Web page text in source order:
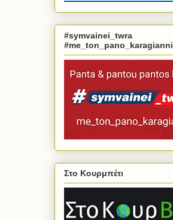
#symvainei_twra
#me_ton_pano_karagianni
Στο Κουρμπέτι